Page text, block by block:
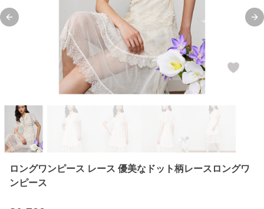
Previous slide
ロングワンピース レース 優美なドット柄レースロングワ
ンピース